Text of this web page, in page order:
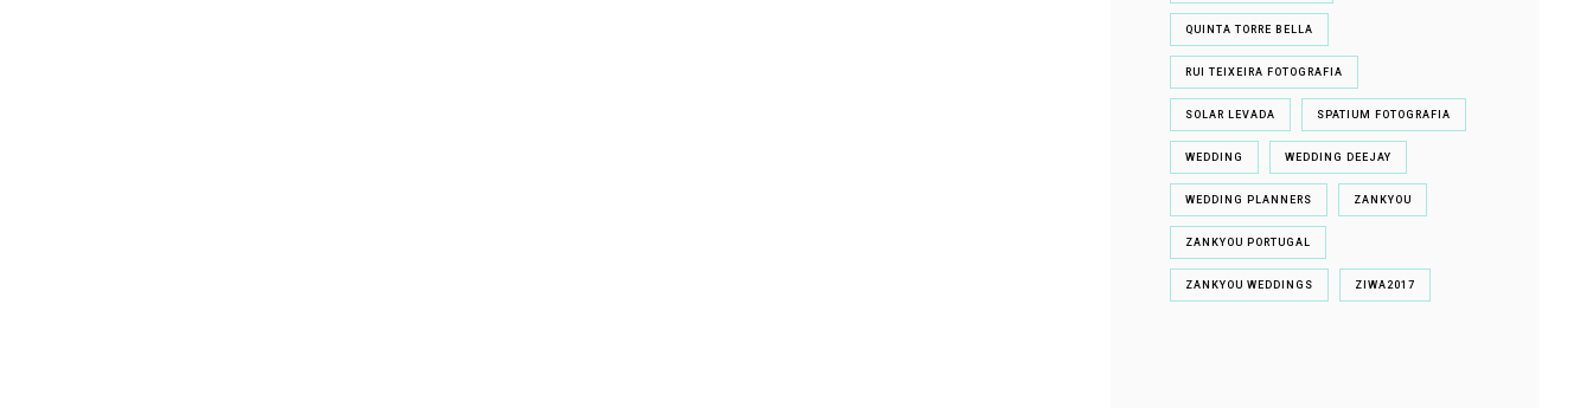
QUINTA TORRE BELLA
RUI TEIXEIRA FOTOGRAFIA
SOLAR LEVADA SPATIUM FOTOGRAFIA
WEDDING WEDDING DEEJAY
WEDDING PLANNERS ZANKYOU
ZANKYOU PORTUGAL
ZANKYOU WEDDINGS ZIWA2017